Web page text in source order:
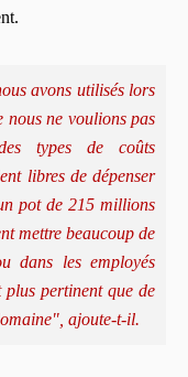
avons utilisés lors
nous ne voulions pas
types de coûts
libres de dépenser
pot de 215 millions
mettre beaucoup de
dans les employés
pertinent que de
ajoute-t-il.